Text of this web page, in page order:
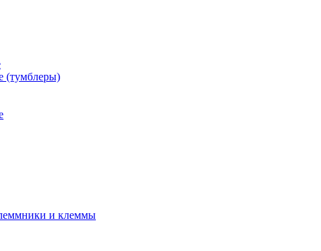
(тумблеры)
и клеммы